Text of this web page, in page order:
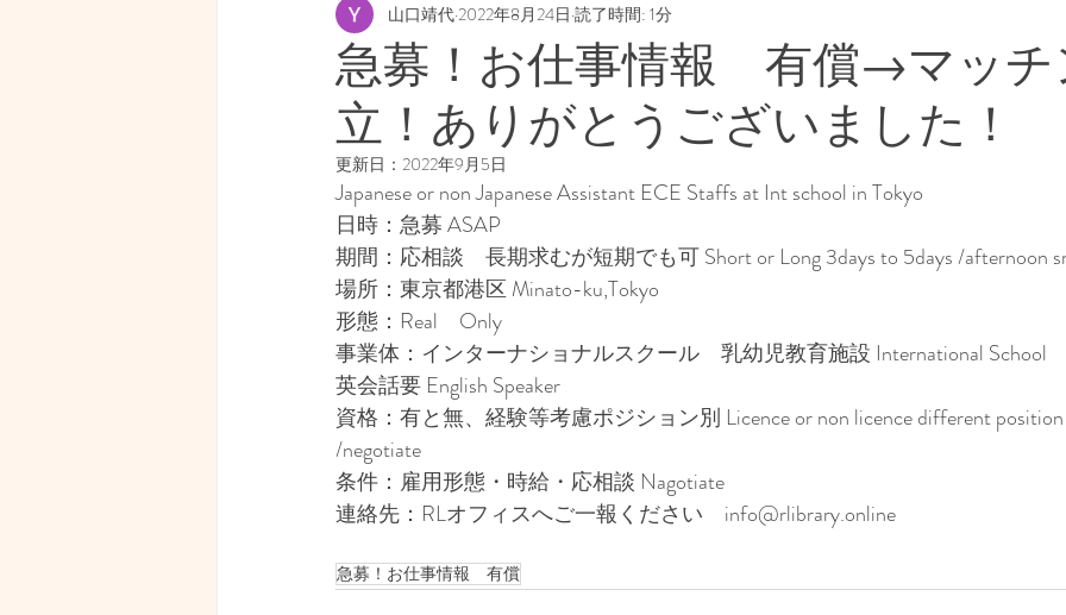
人間関係・・コミュニケーション 気持ち・感情
経済・マネーリテラシー 和文化・日本の文化風習 多文化・多様な文化風習
見えない世界 写真 お仕事情報 急募 ことば
急募！お仕事情報 有償→マッチ
立！ありがとうございました！
山口靖代 2022年8月24日 読了時間: 1分
更新日： 2022年9月5日
Japanese or non Japanese Assistant ECE Staffs at Int school in Tokyo
日時：急募 ASAP
期間：応相談　長期求むが短期でも可 Short or Long 3days to 5days /afternoon
場所：東京都港区 Minato-ku,Tokyo
形態：Real　Only
事業体：インターナショナルスクール　乳幼児教育施設 International School
英会話要 English Speaker
資格：有と無、経験等考慮ポジション別 Licence or non licence different position
/negotiate
条件：雇用形態・時給・応相談 Nagotiate
連絡先：RLオフィスへご一報ください　info@rlibrary.online
急募！お仕事情報 有償